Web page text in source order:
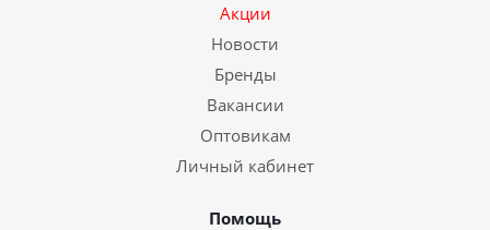
Акции
Новости
Бренды
Вакансии
Оптовикам
Личный кабинет
Помощь